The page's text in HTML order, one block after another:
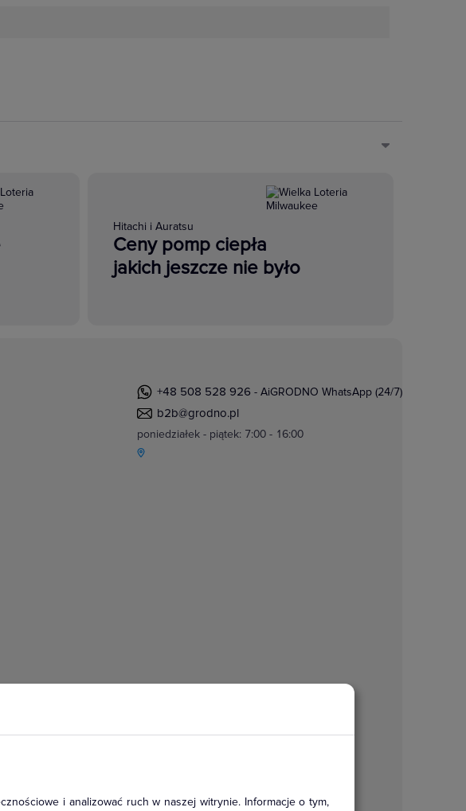
i analizować ruch w naszej witrynie. Informacje o tym,
Hitachi i Auratsu
Ceny pomp ciepła
jakich jeszcze nie było
+48 508 528 926 - AiGRODNO WhatsApp (24/7)
b2b@grodno.pl
poniedziałek - piątek: 7:00 - 16:00